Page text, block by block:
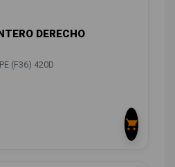
DERECHO
(F36) 420D